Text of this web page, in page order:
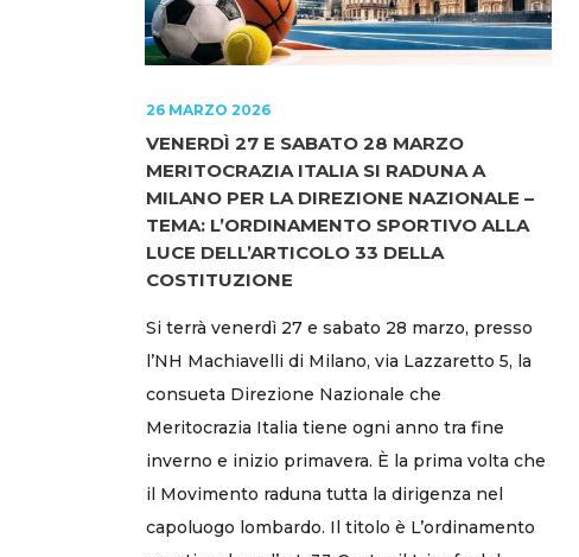
26 MARZO 2026
VENERDÌ 27 E SABATO 28 MARZO
MERITOCRAZIA ITALIA SI RADUNA A
MILANO PER LA DIREZIONE NAZIONALE –
TEMA: L’ORDINAMENTO SPORTIVO ALLA
LUCE DELL’ARTICOLO 33 DELLA
COSTITUZIONE
Si terrà venerdì 27 e sabato 28 marzo, presso
l’NH Machiavelli di Milano, via Lazzaretto 5, la
consueta Direzione Nazionale che
Meritocrazia Italia tiene ogni anno tra fine
inverno e inizio primavera. È la prima volta che
il Movimento raduna tutta la dirigenza nel
capoluogo lombardo. Il titolo è L’ordinamento